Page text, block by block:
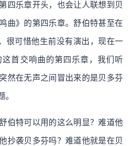
四乐章开头，也会让人联想到贝
曲》的第四乐章。舒伯特甚至在
很可惜他生前没有演出，现在一
首交响曲的第四乐章，我们听
然在无声之间冒出来的是贝多芬
。
伯特可以用的这么明显？难道他
抄袭贝多芬吗？难道他就是在贝